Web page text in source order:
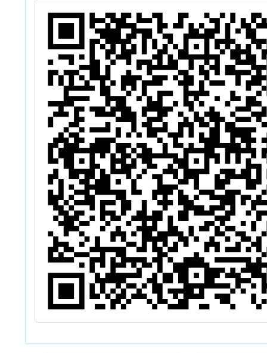
教學實務』